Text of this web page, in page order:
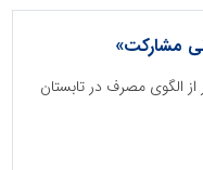
مشارکت»
الگوی مصرف در تابستان